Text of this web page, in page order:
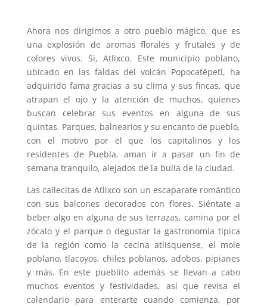
Ahora nos dirigimos a otro pueblo mágico, que es
una explosión de aromas florales y frutales y de
colores vivos. Si, Atlixco. Este municipio poblano,
ubicado en las faldas del volcán Popocatépetl, ha
adquirido fama gracias a su clima y sus fincas, que
atrapan el ojo y la atención de muchos, quienes
buscan celebrar sus eventos en alguna de sus
quintas. Parques, balnearios y su encanto de pueblo,
con el motivo por el que los capitalinos y los
residentes de Puebla, aman ir a pasar un fin de
semana tranquilo, alejados de la bulla de la ciudad.
Las callecitas de Atlixco son un escaparate romántico
con sus balcones decorados con flores. Siéntate a
beber algo en alguna de sus terrazas, camina por el
zócalo y el parque o degustar la gastronomía típica
de la región como la cecina atlisquense, el mole
poblano, tlacoyos, chiles poblanos, adobos, pipianes
y más. En este pueblito además se llevan a cabo
muchos eventos y festividades, así que revisa el
calendario para enterarte cuando comienza, por